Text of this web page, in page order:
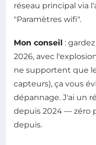
réseau principal via
"Paramètres wifi".
Mon conseil :
2026, avec
ne supportent que
capteurs), ça vous
dépannage. J'ai un
depuis 2024 — zéro
depuis.